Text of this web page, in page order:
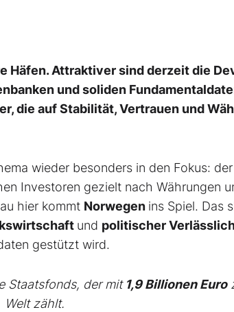
Häfen. Attraktiver sind derzeit die
und soliden
die auf Stabilität, Vertrauen und
wieder besonders in den Fokus:
Investoren gezielt nach Währungen
hier kommt Norwegen ins Spiel. Das
und politischer
gestützt wird.
Staatsfonds, der mit1,9 Billionen Euro
Welt zählt.